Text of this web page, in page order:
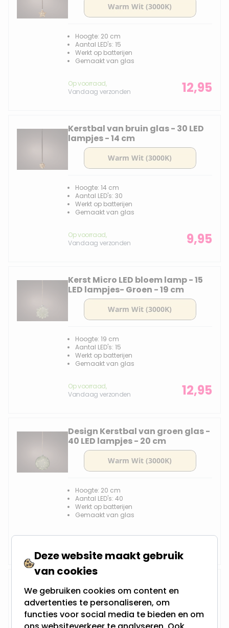
Hoogte: 20 cm
Aantal LED's: 15
Werkt op batterijen
Gemaakt van glas
Op voorraad,
Vandaag verzonden
12,95
Kerstbal van bruin glas - 30 LED
lampjes - 14 cm
Hoogte: 14 cm
Aantal LED's: 30
Werkt op batterijen
Gemaakt van glas
Op voorraad,
Vandaag verzonden
9,95
Kerst Micro LED bloem lamp - 15
LED lampjes- Groen - 19 cm
Hoogte: 19 cm
Aantal LED's: 15
Werkt op batterijen
Gemaakt van glas
Op voorraad,
Vandaag verzonden
12,95
Design Kerstbal van groen glas -
40 LED lampjes - 20 cm
Hoogte: 20 cm
Aantal LED's: 40
Werkt op batterijen
Gemaakt van glas
Op voorraad,
18,95
lampjes - Grijs - 20 cm
Deze website maakt gebruik
van cookies
We gebruiken cookies om content en
advertenties te personaliseren, om
functies voor social media te bieden en om